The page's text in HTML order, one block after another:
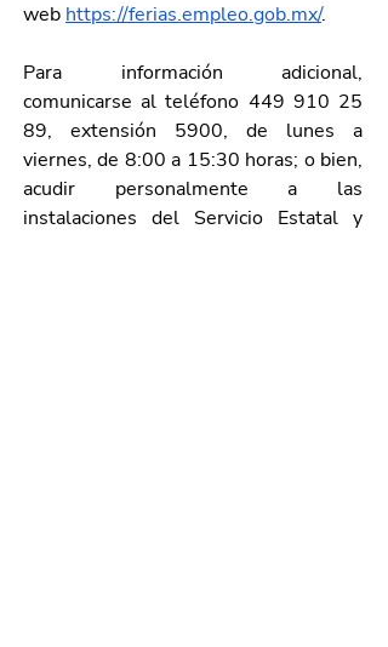
web https://ferias.empleo.gob.mx/.
Para información adicional,
comunicarse al teléfono 449 910 25
89, extensión 5900, de lunes a
viernes, de 8:00 a 15:30 horas; o bien,
acudir personalmente a las
instalaciones del Servicio Estatal y